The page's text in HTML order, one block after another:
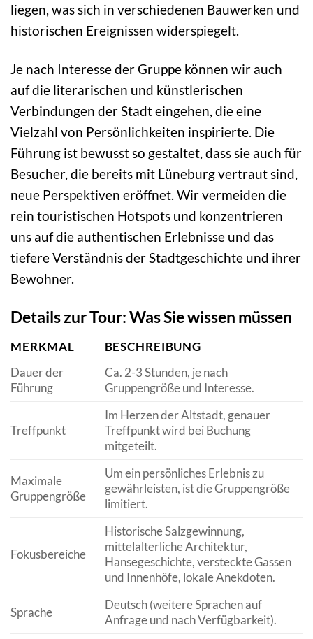
liegen, was sich in verschiedenen Bauwerken und
historischen Ereignissen widerspiegelt.
Je nach Interesse der Gruppe können wir auch
auf die literarischen und künstlerischen
Verbindungen der Stadt eingehen, die eine
Vielzahl von Persönlichkeiten inspirierte. Die
Führung ist bewusst so gestaltet, dass sie auch für
Besucher, die bereits mit Lüneburg vertraut sind,
neue Perspektiven eröffnet. Wir vermeiden die
rein touristischen Hotspots und konzentrieren
uns auf die authentischen Erlebnisse und das
tiefere Verständnis der Stadtgeschichte und ihrer
Bewohner.
Details zur Tour: Was Sie wissen müssen
MERKMAL
BESCHREIBUNG
Dauer der
Führung
Ca. 2-3 Stunden, je nach
Gruppengröße und Interesse.
Treffpunkt
Im Herzen der Altstadt, genauer
Treffpunkt wird bei Buchung
mitgeteilt.
Maximale
Gruppengröße
Um ein persönliches Erlebnis zu
gewährleisten, ist die Gruppengröße
limitiert.
Fokusbereiche
Historische Salzgewinnung,
mittelalterliche Architektur,
Hansegeschichte, versteckte Gassen
und Innenhöfe, lokale Anekdoten.
Sprache
Deutsch (weitere Sprachen auf
Anfrage und nach Verfügbarkeit).